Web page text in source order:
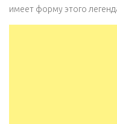
имеет форму этого